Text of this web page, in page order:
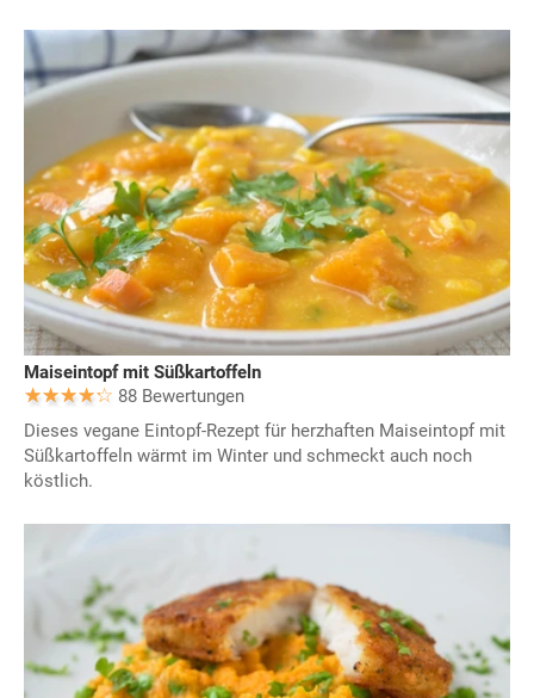
Maiseintopf mit Süßkartoffeln
88 Bewertungen
Dieses vegane Eintopf-Rezept für herzhaften Maiseintopf mit
Süßkartoffeln wärmt im Winter und schmeckt auch noch
köstlich.